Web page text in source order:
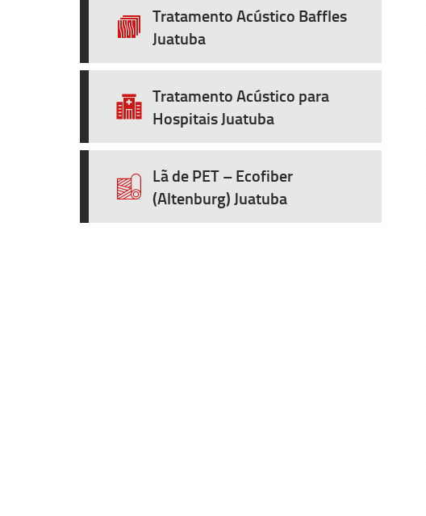
Tratamento Acústico Baffles
Juatuba
Tratamento Acústico para
Hospitais Juatuba
Lã de PET – Ecofiber
(Altenburg) Juatuba